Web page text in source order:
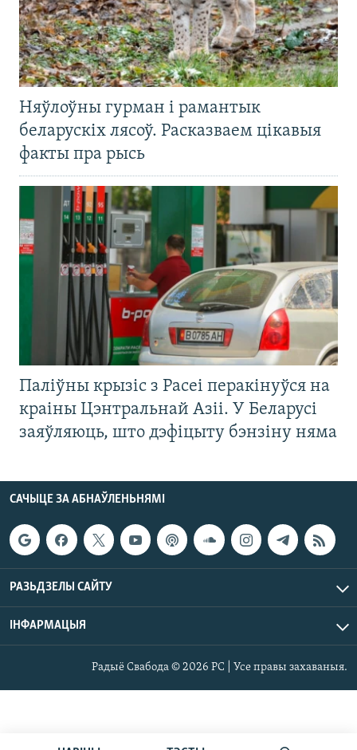
Няўлоўны гурман і рамантык
беларускіх лясоў. Расказваем цікавыя
факты пра рысь
Паліўны крызіс з Расеі перакінуўся на
краіны Цэнтральнай Азіі. У Беларусі
заяўляюць, што дэфіцыту бэнзіну няма
САЧЫЦЕ ЗА АБНАЎЛЕНЬНЯМІ
РАЗЬДЗЕЛЫ САЙТУ
ІНФАРМАЦЫЯ
Радыё Свабода © 2026 РС | Усе правы захаваныя.